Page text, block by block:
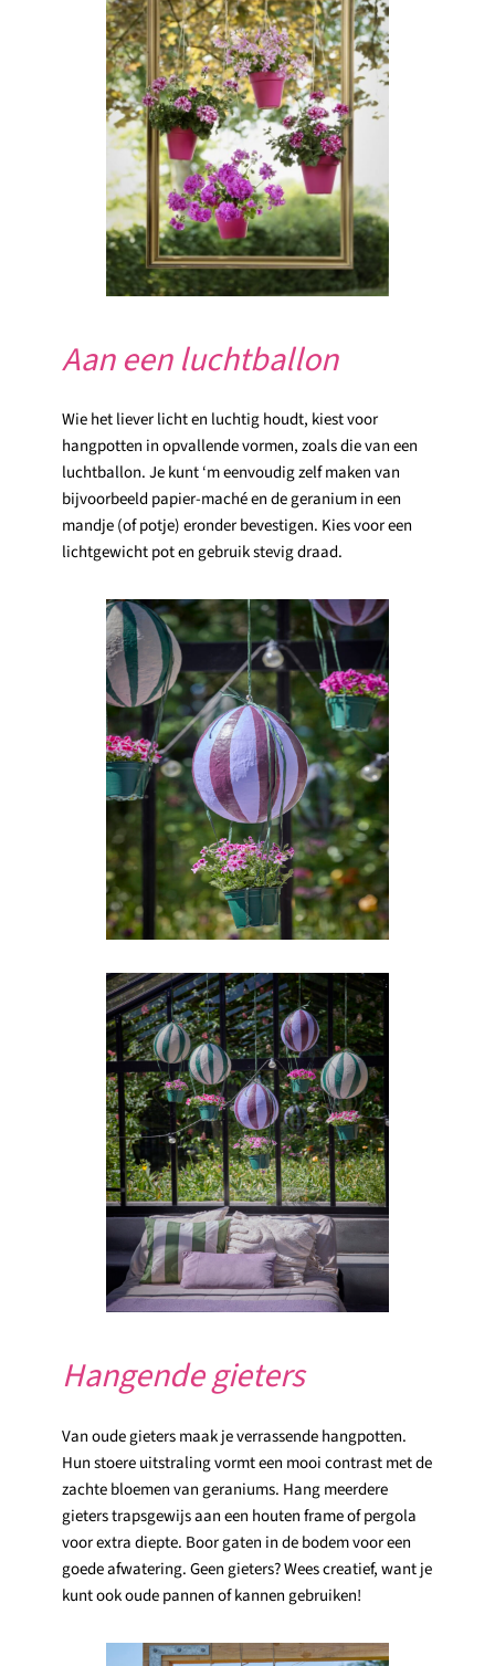
Aan een luchtballon
Wie het liever licht en luchtig houdt, kiest voor
hangpotten in opvallende vormen, zoals die van een
luchtballon. Je kunt ‘m eenvoudig zelf maken van
bijvoorbeeld papier-maché en de geranium in een
mandje (of potje) eronder bevestigen. Kies voor een
lichtgewicht pot en gebruik stevig draad.
Hangende gieters
Van oude gieters maak je verrassende hangpotten.
Hun stoere uitstraling vormt een mooi contrast met de
zachte bloemen van geraniums. Hang meerdere
gieters trapsgewijs aan een houten frame of pergola
voor extra diepte. Boor gaten in de bodem voor een
goede afwatering. Geen gieters? Wees creatief, want je
kunt ook oude pannen of kannen gebruiken!